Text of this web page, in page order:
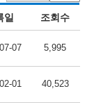
용
정
재
정
업
훈
업
도
터
안
일 조회수
07 5,995
01 40,523